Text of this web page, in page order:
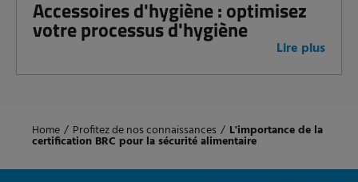
Accessoires d'hygiène : optimisez
votre processus d'hygiène
Lire plus
Home / Profitez de nos connaissances / L'importance de la
certification BRC pour la sécurité alimentaire